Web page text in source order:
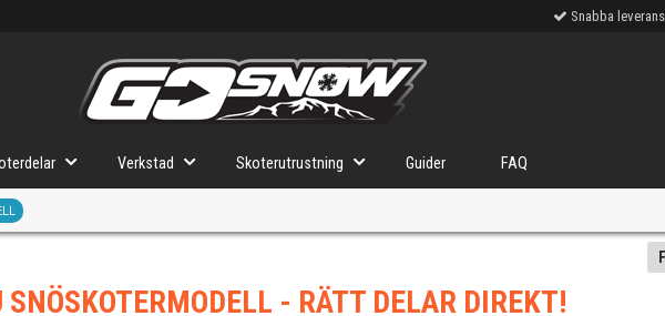
Snabba
Verkstad Skoterutrustning Guider FAQ
- RÄTT DELAR DIREKT!